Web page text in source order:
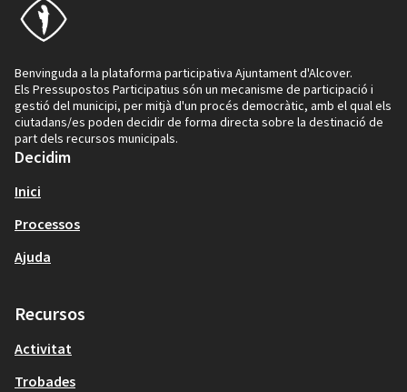
Benvinguda a la plataforma participativa Ajuntament d'Alcover.
Els Pressupostos Participatius són un mecanisme de participació i
gestió del municipi, per mitjà d'un procés democràtic, amb el qual els
ciutadans/es poden decidir de forma directa sobre la destinació de
part dels recursos municipals.
Decidim
Inici
Processos
Ajuda
Recursos
Activitat
Trobades